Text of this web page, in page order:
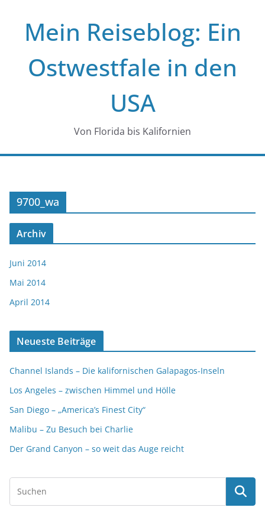
springenMein Reiseblog: Ein
Ostwestfale in den
USA
Von Florida bis Kalifornien
9700_wa
Archiv
Juni 2014
Mai 2014
April 2014
Neueste Beiträge
Channel Islands – Die kalifornischen Galapagos-Inseln
Los Angeles – zwischen Himmel und Hölle
San Diego – „America’s Finest City“
Malibu – Zu Besuch bei Charlie
Der Grand Canyon – so weit das Auge reicht